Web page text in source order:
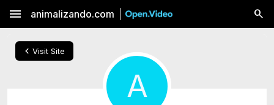
menu animalizando.com
chevron_left Visit Site
A